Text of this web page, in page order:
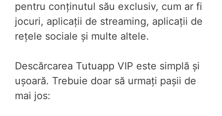
pentru conținutul său exclusiv, cum ar fi
jocuri, aplicații de streaming, aplicații de
rețele sociale și multe altele.
Descărcarea Tutuapp VIP este simplă și
ușoară. Trebuie doar să urmați pașii de
mai jos: